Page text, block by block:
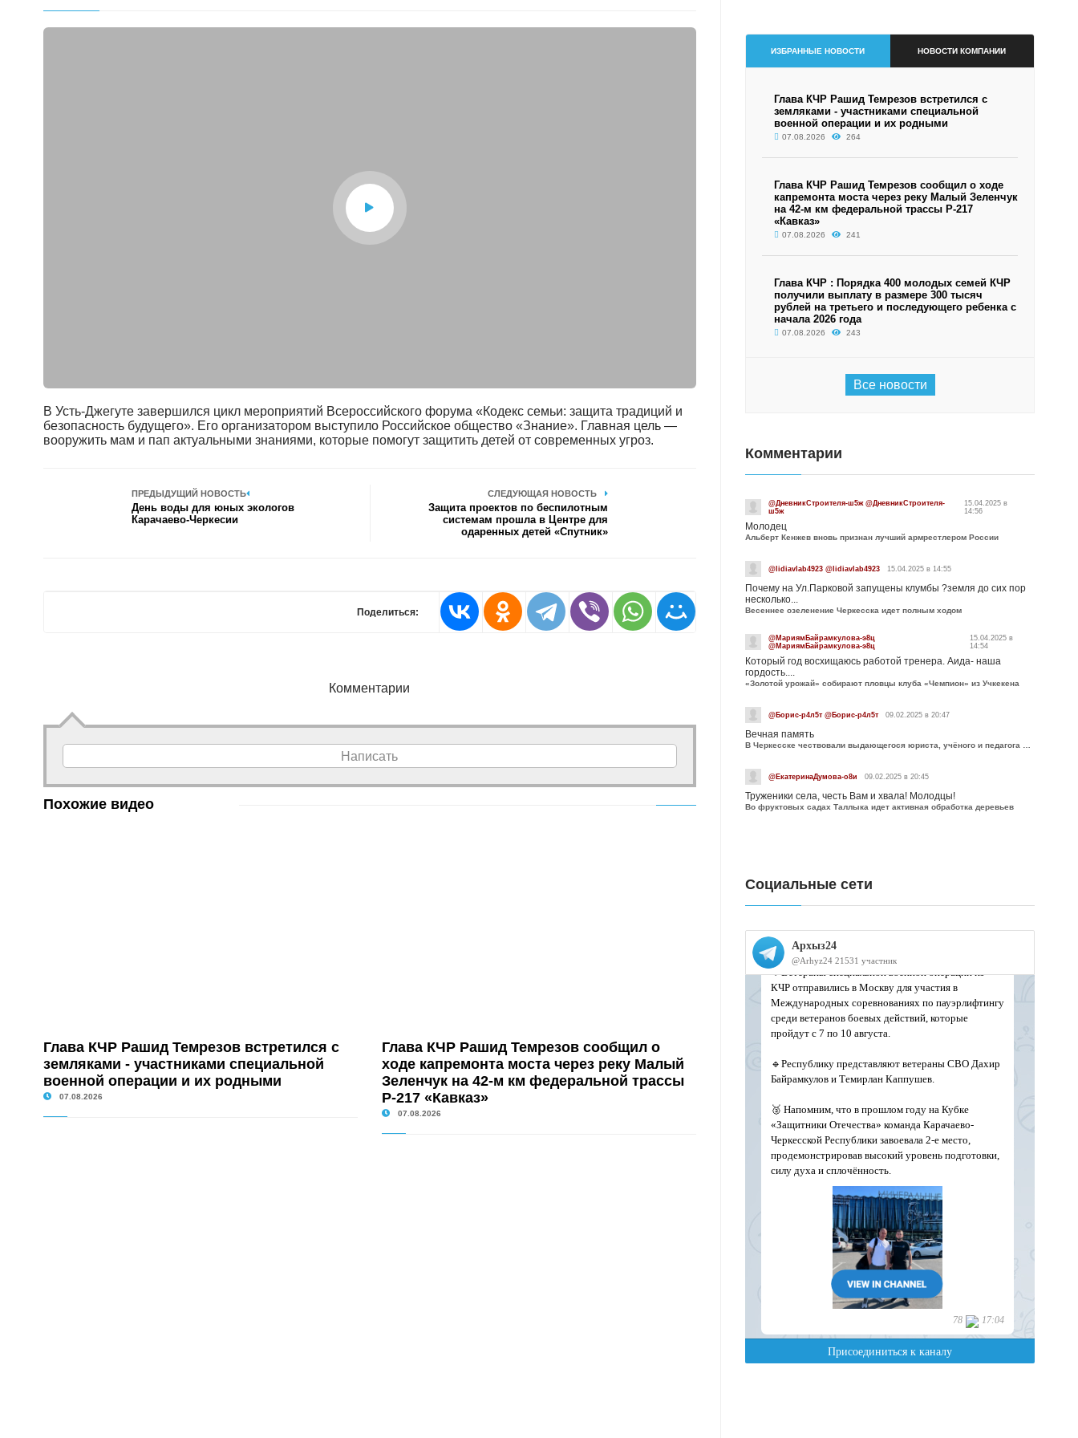
В Усть-Джегуте завершился цикл мероприятий Всероссийского форума «Кодекс семьи: защита традиций и
безопасность будущего». Его организатором выступило Российское общество «Знание». Главная цель —
вооружить мам и пап актуальными знаниями, которые помогут защитить детей от современных угроз.
ПРЕДЫДУЩИЙ НОВОСТЬ
День воды для юных экологов
Карачаево-Черкесии
СЛЕДУЮЩАЯ НОВОСТЬ
Защита проектов по беспилотным
системам прошла в Центре для
одаренных детей «Спутник»
Поделиться:
Комментарии
Написать
Похожие видео
Глава КЧР Рашид Темрезов встретился с
земляками - участниками специальной
военной операции и их родными
07.08.2026
Глава КЧР Рашид Темрезов сообщил о
ходе капремонта моста через реку Малый
Зеленчук на 42-м км федеральной трассы
Р-217 «Кавказ»
07.08.2026
ИЗБРАННЫЕ НОВОСТИ НОВОСТИ КОМПАНИИ
Глава КЧР Рашид Темрезов встретился с
земляками - участниками специальной
военной операции и их родными
07.08.2026 264
Глава КЧР Рашид Темрезов сообщил о ходе
капремонта моста через реку Малый Зеленчук
на 42-м км федеральной трассы Р-217
«Кавказ»
07.08.2026 241
Глава КЧР : Порядка 400 молодых семей КЧР
получили выплату в размере 300 тысяч
рублей на третьего и последующего ребенка с
начала 2026 года
07.08.2026 243
Все новости
Комментарии
@ДневникСтроителя-ш5ж @ДневникСтроителя-
ш5ж
15.04.2025 в
14:56
Молодец
Альберт Кенжев вновь признан лучший армрестлером России
@lidiavlab4923 @lidiavlab4923 15.04.2025 в 14:55
Почему на Ул.Парковой запущены клумбы ?земля до сих пор
несколько...
Весеннее озеленение Черкесска идет полным ходом
@МариямБайрамкулова-э8ц
@МариямБайрамкулова-э8ц
15.04.2025 в
14:54
Который год восхищаюсь работой тренера. Аида- наша
гордость....
«Золотой урожай» собирают пловцы клуба «Чемпион» из Учкекена
@Борис-р4л5т @Борис-р4л5т 09.02.2025 в 20:47
Вечная память
@ЕкатеринаДумова-о8и 09.02.2025 в 20:45
Труженики села, честь Вам и хвала! Молодцы!
Во фруктовых садах Таллыка идет активная обработка деревьев
Социальные сети